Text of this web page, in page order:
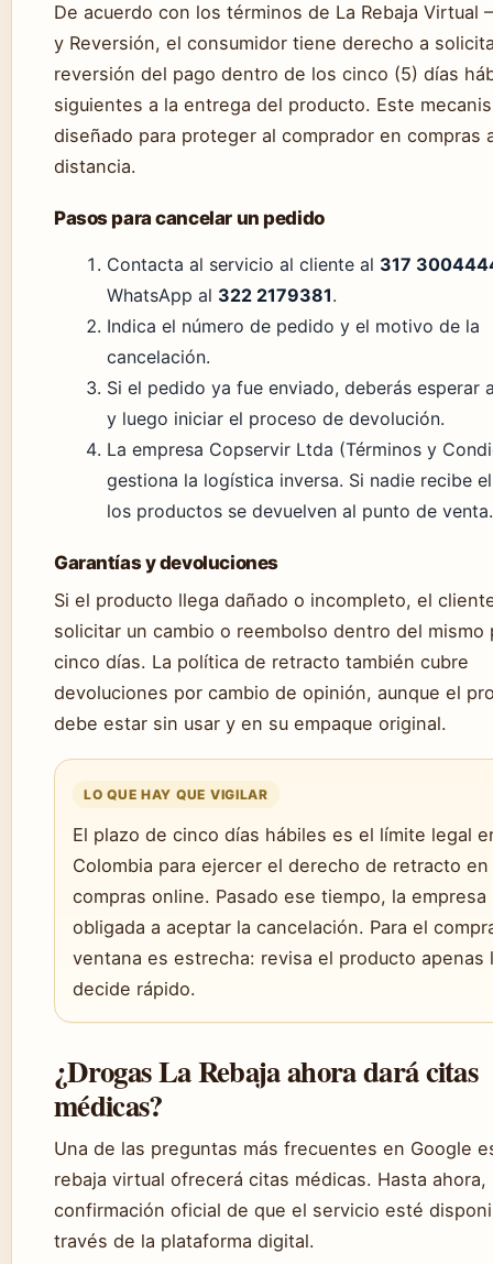
De acuerdo con los términos de La Rebaja Virtual
y Reversión, el consumidor tiene derecho a
reversión del pago dentro de los cinco (5) días
siguientes a la entrega del producto. Este
diseñado para proteger al comprador en compras
distancia.
Pasos para cancelar un pedido
Contacta al servicio al cliente al 317
WhatsApp al 322 2179381.
Indica el número de pedido y el motivo de la
cancelación.
Si el pedido ya fue enviado, deberás esperar
y luego iniciar el proceso de devolución.
La empresa Copservir Ltda (Términos y
gestiona la logística inversa. Si nadie recibe
los productos se devuelven al punto de venta.
Garantías y devoluciones
Si el producto llega dañado o incompleto, el
solicitar un cambio o reembolso dentro del mismo
cinco días. La política de retracto también cubre
devoluciones por cambio de opinión, aunque el
debe estar sin usar y en su empaque original.
LO QUE HAY QUE VIGILAR
El plazo de cinco días hábiles es el límite legal
Colombia para ejercer el derecho de retracto en
compras online. Pasado ese tiempo, la empresa
obligada a aceptar la cancelación. Para el
ventana es estrecha: revisa el producto apenas
decide rápido.
¿Drogas La Rebaja ahora dará citas
médicas?
Una de las preguntas más frecuentes en Google
rebaja virtual ofrecerá citas médicas. Hasta ahora,
confirmación oficial de que el servicio esté
través de la plataforma digital.